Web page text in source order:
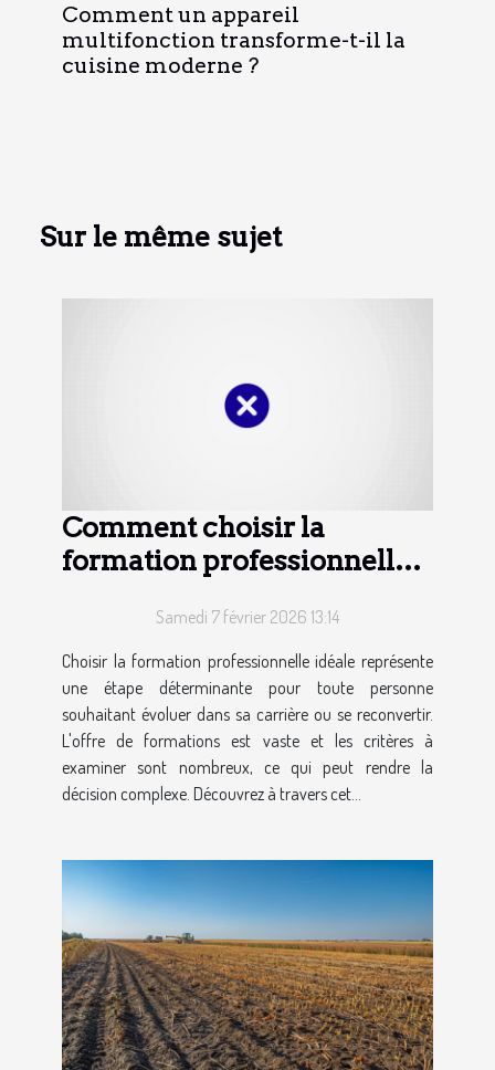
Comment un appareil
multifonction transforme-t-il la
cuisine moderne ?
Sur le même sujet
Comment choisir la
formation professionnelle
Samedi 7 février 2026 13:14
Choisir la formation professionnelle idéale représente
une étape déterminante pour toute personne
souhaitant évoluer dans sa carrière ou se reconvertir.
L'offre de formations est vaste et les critères à
examiner sont nombreux, ce qui peut rendre la
décision complexe. Découvrez à travers cet...